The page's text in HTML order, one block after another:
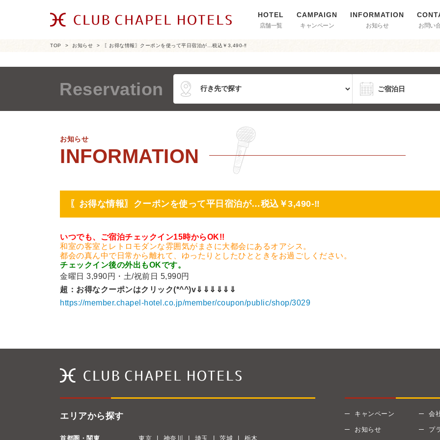
店舗一覧 キャンペーン お知らせ お問い
TOP お知らせ 〖お得な情報〗クーポンを使って平日宿泊が…税込￥3,490-‼
Reservation
お知らせ
〖お得な情報〗クーポンを使って平日宿泊が…税込￥3,490-‼
いつでも、ご宿泊チェックイン15時からOK!!
和室の客室とレトロモダンな雰囲気がまさに大都会にあるオアシス。
都会の真ん中で日常から離れて、ゆったりとしたひとときをお過ごしください。
チェックイン後の外出もOKです。
金曜日 3,990円・土/祝前日 5,990円
超：お得なクーポンはクリック(*^^)v⇓⇓⇓⇓⇓⇓
https://member.chapel-hotel.co.jp/member/coupon/public/shop/3029
エリアから探す
首都圏・関東 東京 神奈川 埼玉 茨城 栃木
キャンペーン
お知らせ
会
プ